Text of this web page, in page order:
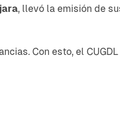
, llevó la emisión de
Con esto, el